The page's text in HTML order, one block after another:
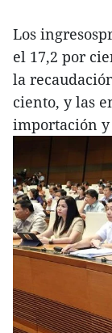
Los
el 17,2 por
la
ciento, y las
importación y